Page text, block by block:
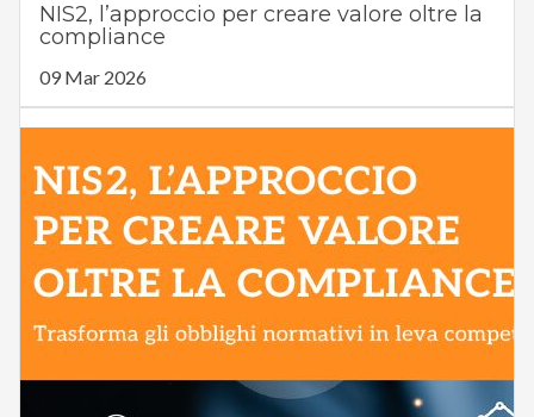
NIS2, l’approccio per creare valore oltre la
compliance
09 Mar 2026